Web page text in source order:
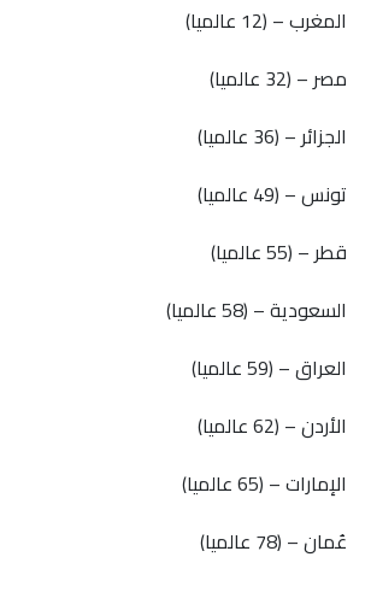
المغرب – (12 عالميا)
مصر – (32 عالميا)
الجزائر – (36 عالميا)
تونس – (49 عالميا)
قطر – (55 عالميا)
السعودية – (58 عالميا)
العراق – (59 عالميا)
الأردن – (62 عالميا)
الإمارات – (65 عالميا)
عُمان – (78 عالميا)